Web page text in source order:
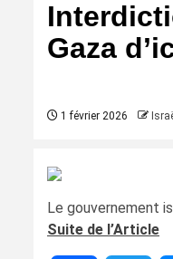
Gaza
1 février 2026
Le gouvernement
Suite de l’Article